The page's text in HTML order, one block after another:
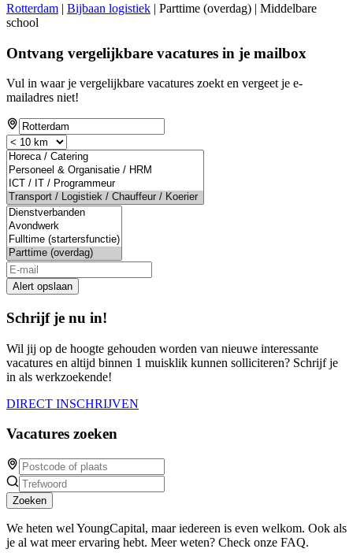
Rotterdam | Bijbaan logistiek | Parttime (overdag) | Middelbare
school
Ontvang vergelijkbare vacatures in je mailbox
Vul in waar je vergelijkbare vacatures zoekt en vergeet je e-
mailadres niet!
Alert opslaan
Schrijf je nu in!
Wil jij op de hoogte gehouden worden van nieuwe interessante
vacatures en altijd binnen 1 muisklik kunnen solliciteren? Schrijf je
in als werkzoekende!
DIRECT INSCHRIJVEN
Vacatures zoeken
Zoeken
We heten wel YoungCapital, maar iedereen is even welkom. Ook als
je al wat meer ervaring hebt. Meer weten? Check onze FAQ.